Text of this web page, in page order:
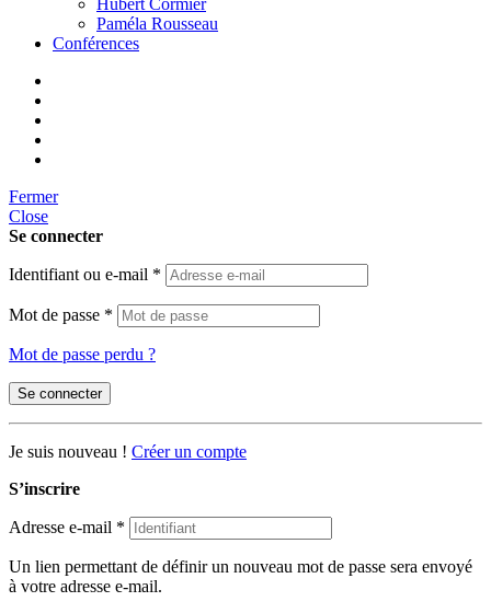
Hubert Cormier
Paméla Rousseau
Conférences
Fermer
Close
Se connecter
Identifiant ou e-mail *
Mot de passe *
Mot de passe perdu ?
Se connecter
Je suis nouveau ! Créer un compte
S’inscrire
Adresse e-mail *
Un lien permettant de définir un nouveau mot de passe sera envoyé
à votre adresse e-mail.